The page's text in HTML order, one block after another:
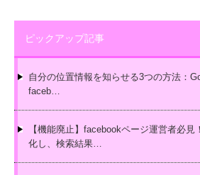
ピックアップ記事
自分の位置情報を知らせる3つの方法：
faceb…
【機能廃止】facebookページ運営者必
化し、検索結果…